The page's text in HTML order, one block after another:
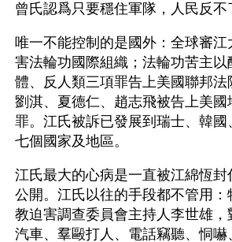
曾氏認爲只要穩住軍隊，人民反不
唯一不能控制的是國外：全球審江
害法輪功國際組織；法輪功苦主以
體、反人類三項罪告上美國聯邦法
劉淇、夏德仁、趙志飛被告上美國
罪。江氏被訴已發展到瑞士、韓
七個國家及地區。
江氏最大的心病是一直被江綿恆封
公開。江氏以往的手段都不管用：
教迫害調查委員會主持人李世雄
汽車、羣毆打人、電話竊聽、恫嚇